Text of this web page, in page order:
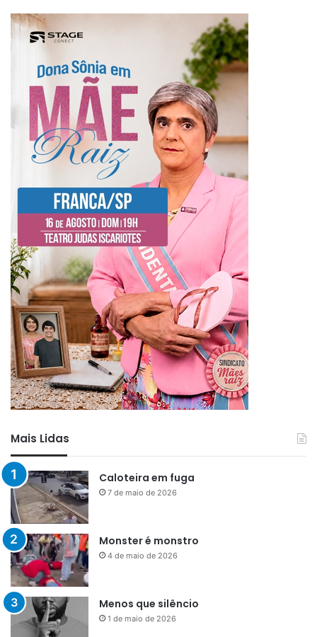
Mais Lidas
Caloteira em fuga
7 de maio de 2026
Monster é monstro
4 de maio de 2026
Menos que silêncio
1 de maio de 2026